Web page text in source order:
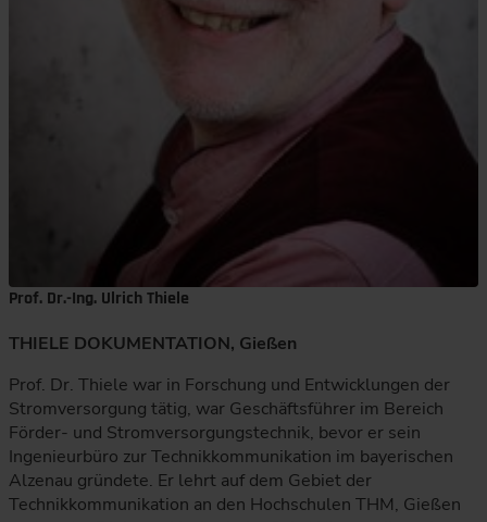
Prof. Dr.-Ing. Ulrich Thiele
THIELE DOKUMENTATION, Gießen
Prof. Dr. Thiele war in Forschung und Entwicklungen der
Stromversorgung tätig, war Geschäftsführer im Bereich
Förder- und Stromversorgungstechnik, bevor er sein
Ingenieurbüro zur Technikkommunikation im bayerischen
Alzenau gründete. Er lehrt auf dem Gebiet der
Technikkommunikation an den Hochschulen THM, Gießen